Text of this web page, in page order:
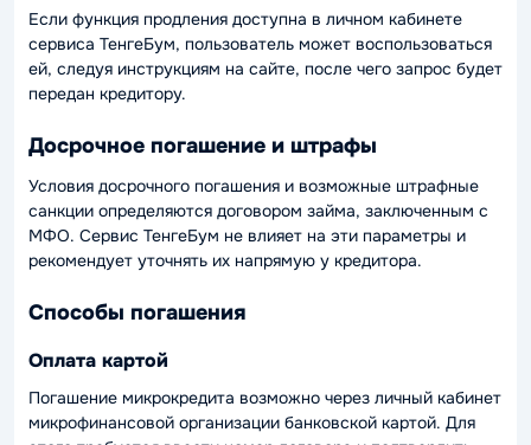
Если функция продления доступна в личном кабинете
сервиса ТенгеБум, пользователь может воспользоваться
ей, следуя инструкциям на сайте, после чего запрос будет
передан кредитору.
Досрочное погашение и штрафы
Условия досрочного погашения и возможные штрафные
санкции определяются договором займа, заключенным с
МФО. Сервис ТенгеБум не влияет на эти параметры и
рекомендует уточнять их напрямую у кредитора.
Способы погашения
Оплата картой
Погашение микрокредита возможно через личный кабинет
микрофинансовой организации банковской картой. Для